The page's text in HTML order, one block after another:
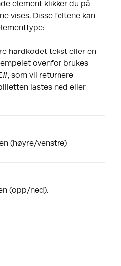
element klikker du på
vises. Disse feltene kan
hardkodet tekst eller en
ovenfor brukes
som vil returnere
lastes ned eller
(høyre/venstre)
(opp/ned).